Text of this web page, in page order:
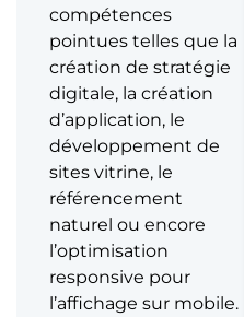
compétences
pointues telles que la
création de stratégie
digitale, la création
d’application, le
développement de
sites vitrine, le
référencement
naturel ou encore
l’optimisation
responsive pour
l’affichage sur mobile.